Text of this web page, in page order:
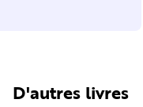
D'autres livres